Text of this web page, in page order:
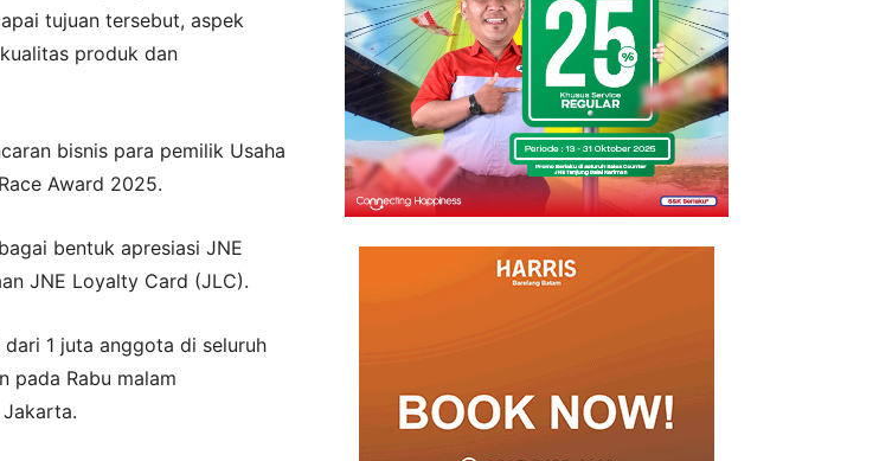
tujuan tersebut, aspek
produk dan
bisnis para pemilik Usaha
Award 2025.
bentuk apresiasi JNE
JNE Loyalty Card (JLC).
1 juta anggota di seluruh
pada Rabu malam